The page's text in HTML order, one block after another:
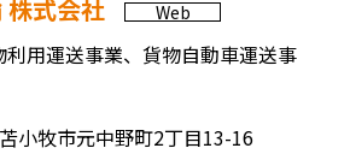
株式会社 Web
用運送事業、貨物自動車運送事
小牧市元中野町2丁目13-16